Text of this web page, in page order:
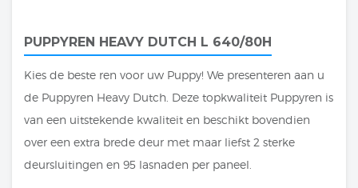
PUPPYREN HEAVY DUTCH L 640/80H
Kies de beste ren voor uw Puppy! We presenteren aan u
de Puppyren Heavy Dutch. Deze topkwaliteit Puppyren is
van een uitstekende kwaliteit en beschikt bovendien
over een extra brede deur met maar liefst 2 sterke
deursluitingen en 95 lasnaden per paneel.